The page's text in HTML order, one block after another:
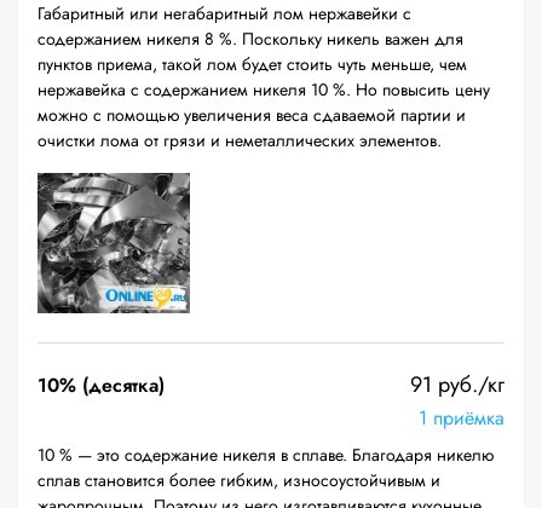
Габаритный или негабаритный лом нержавейки с
содержанием никеля 8 %. Поскольку никель важен для
пунктов приема, такой лом будет стоить чуть меньше, чем
нержавейка с содержанием никеля 10 %. Но повысить цену
можно с помощью увеличения веса сдаваемой партии и
очистки лома от грязи и неметаллических элементов.
10% (десятка) 91 руб./кг
1 приёмка
10 % — это содержание никеля в сплаве. Благодаря никелю
сплав становится более гибким, износоустойчивым и